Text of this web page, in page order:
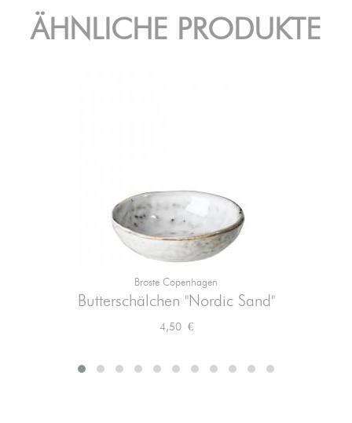
ÄHNLICHE PRODUKTE
Broste Copenhagen
Butterschälchen "Nordic Sand"
Preis
4,50 €